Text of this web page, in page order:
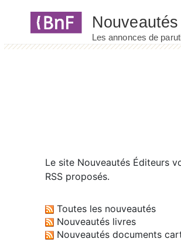
Le site Nouveautés Éditeurs
RSS proposés.
Toutes les nouveautés
Nouveautés livres
Nouveautés documents